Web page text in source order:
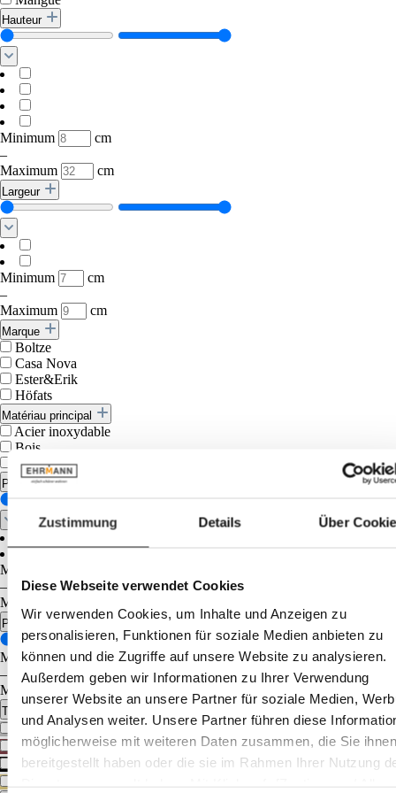
Zustimmung Details Über
Diese Webseite verwendet Cookies
Wir verwenden Cookies, um Inhalte und Anzeigen zu
personalisieren, Funktionen für soziale Medien anbieten zu
können und die Zugriffe auf unsere Website zu analysieren.
Außerdem geben wir Informationen zu Ihrer Verwendung
unserer Website an unsere Partner für soziale Medien,
und Analysen weiter. Unsere Partner führen diese
möglicherweise mit weiteren Daten zusammen, die Sie ihnen
bereitgestellt haben oder die sie im Rahmen Ihrer Nutzung
Hauteur
Minimum
cm
–
Maximum
cm
Largeur
Minimum
cm
–
Maximum
cm
Marque
Boltze
Casa Nova
Ester&Erik
Höfats
Matériau principal
Acier inoxydable
Bois
Métal
Profondeur
Minimum
–
Maximum
Prix
Minimum
€
–
Maximum
Teinte de couleur
argent
marron
noir